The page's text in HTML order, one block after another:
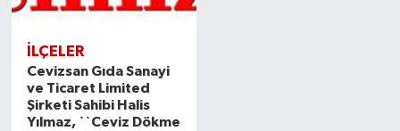
İLÇELER
Cevizsan Gıda Sanayi
ve Ticaret Limited
Şirketi Sahibi Halis
Yılmaz, ``Ceviz Dökme